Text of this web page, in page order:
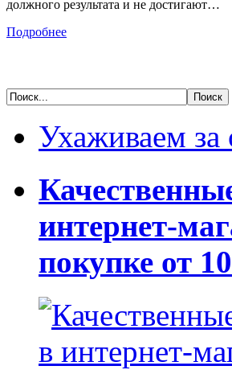
должного результата и не достигают…
Подробнее
Ухаживаем за
интернет-
покупке от